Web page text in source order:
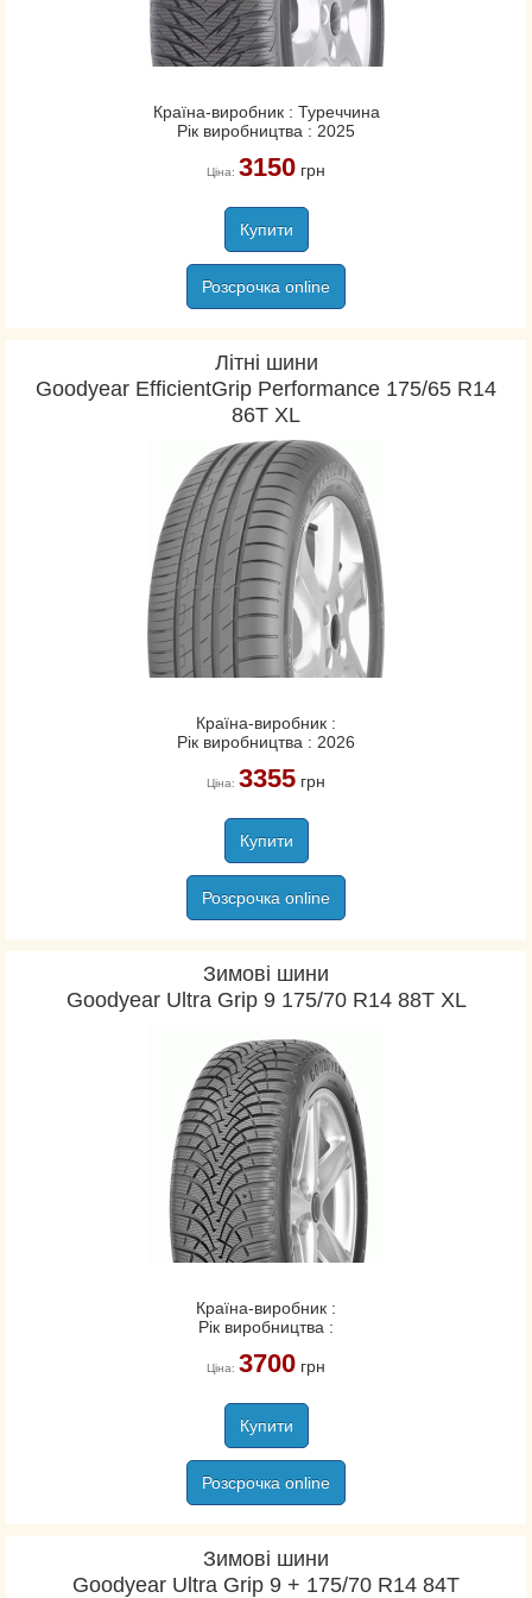
Performance SUV
EfficientGrip SUV
Fortera HL
Країна-виробник : Туреччина
Рік виробництва : 2025
Ціна: 3150грн
Купити
Розсрочка online
Літні шини
Goodyear EfficientGrip Performance 175/65 R14
86T XL
Країна-виробник :
Рік виробництва : 2026
Ціна: 3355грн
Купити
Розсрочка online
Зимові шини
Goodyear Ultra Grip 9 175/70 R14 88T XL
Країна-виробник :
Рік виробництва :
Ціна: 3700грн
Купити
Розсрочка online
Зимові шини
Goodyear Ultra Grip 9 + 175/70 R14 84T